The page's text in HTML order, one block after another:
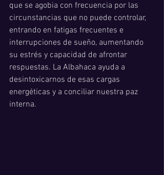
que se agobia con frecuencia por las
circunstancias que no puede controlar,
entrando en fatigas frecuentes e
interrupciones de sueño, aumentando
su estrés y capacidad de afrontar
respuestas. La Albahaca ayuda a
desintoxicarnos de esas cargas
energéticas y a conciliar nuestra paz
interna.